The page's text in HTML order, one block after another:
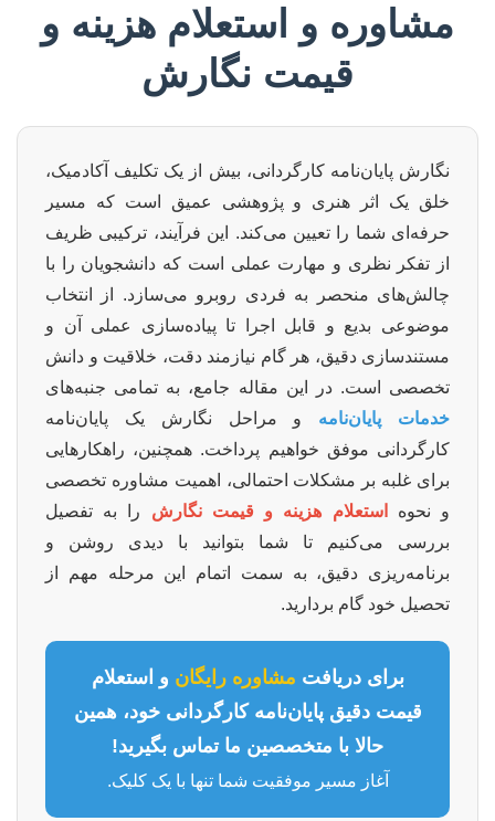
مشاوره و استعلام هزینه و
قیمت نگارش
نگارش پایان‌نامه کارگردانی، بیش از یک تکلیف آکادمیک،
خلق یک اثر هنری و پژوهشی عمیق است که مسیر
حرفه‌ای شما را تعیین می‌کند. این فرآیند، ترکیبی ظریف
از تفکر نظری و مهارت عملی است که دانشجویان را با
چالش‌های منحصر به فردی روبرو می‌سازد. از انتخاب
موضوعی بدیع و قابل اجرا تا پیاده‌سازی عملی آن و
مستندسازی دقیق، هر گام نیازمند دقت، خلاقیت و دانش
تخصصی است. در این مقاله جامع، به تمامی جنبه‌های
خدمات پایان‌نامه و مراحل نگارش یک پایان‌نامه
کارگردانی موفق خواهیم پرداخت. همچنین، راهکارهایی
برای غلبه بر مشکلات احتمالی، اهمیت مشاوره تخصصی
و نحوه استعلام هزینه و قیمت نگارش را به تفصیل
بررسی می‌کنیم تا شما بتوانید با دیدی روشن و
برنامه‌ریزی دقیق، به سمت اتمام این مرحله مهم از
تحصیل خود گام بردارید.
برای دریافت مشاوره رایگان و استعلام
قیمت دقیق پایان‌نامه کارگردانی خود، همین
حالا با متخصصین ما تماس بگیرید!
آغاز مسیر موفقیت شما تنها با یک کلیک.